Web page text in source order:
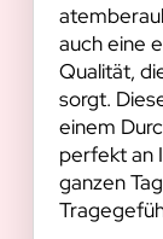
auch eine
Qualität,
sorgt.
einem
perfekt an
ganzen